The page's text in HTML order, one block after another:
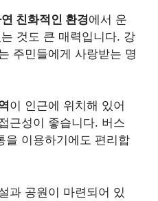
친화적인 환경에서 운
것도 큰 매력입니다. 강
주민들에게 사랑받는 명
이 인근에 위치해 있어
근성이 좋습니다. 버스
을 이용하기에도 편리합
과 공원이 마련되어 있